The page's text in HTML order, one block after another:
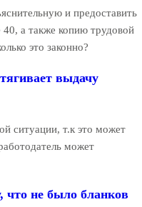
и предоставить
а также копию трудовой
это законно?
выдачу
ситуации, т.к это может
может
что не было бланков